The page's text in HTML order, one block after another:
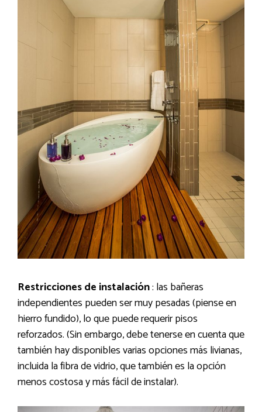
Restricciones de instalación: las bañeras
independientes pueden ser muy pesadas (piense en
hierro fundido), lo que puede requerir pisos
reforzados. (Sin embargo, debe tenerse en cuenta que
también hay disponibles varias opciones más livianas,
incluida la fibra de vidrio, que también es la opción
menos costosa y más fácil de instalar).